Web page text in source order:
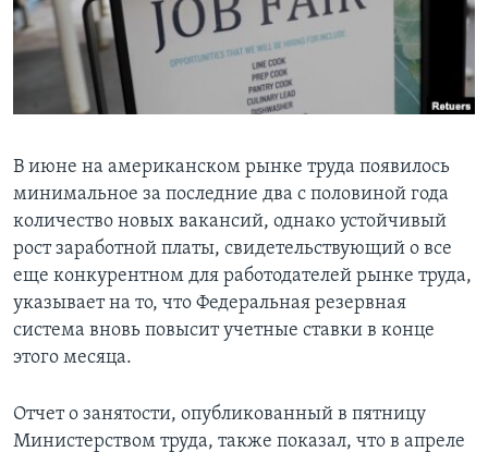
Learning English
СОЦИАЛЬНЫЕ СЕТИ
Языки
В июне на американском рынке труда появилось
минимальное за последние два с половиной года
количество новых вакансий, однако устойчивый
рост заработной платы, свидетельствующий о все
еще конкурентном для работодателей рынке труда,
указывает на то, что Федеральная резервная
система вновь повысит учетные ставки в конце
этого месяца.
Отчет о занятости, опубликованный в пятницу
Министерством труда, также показал, что в апреле